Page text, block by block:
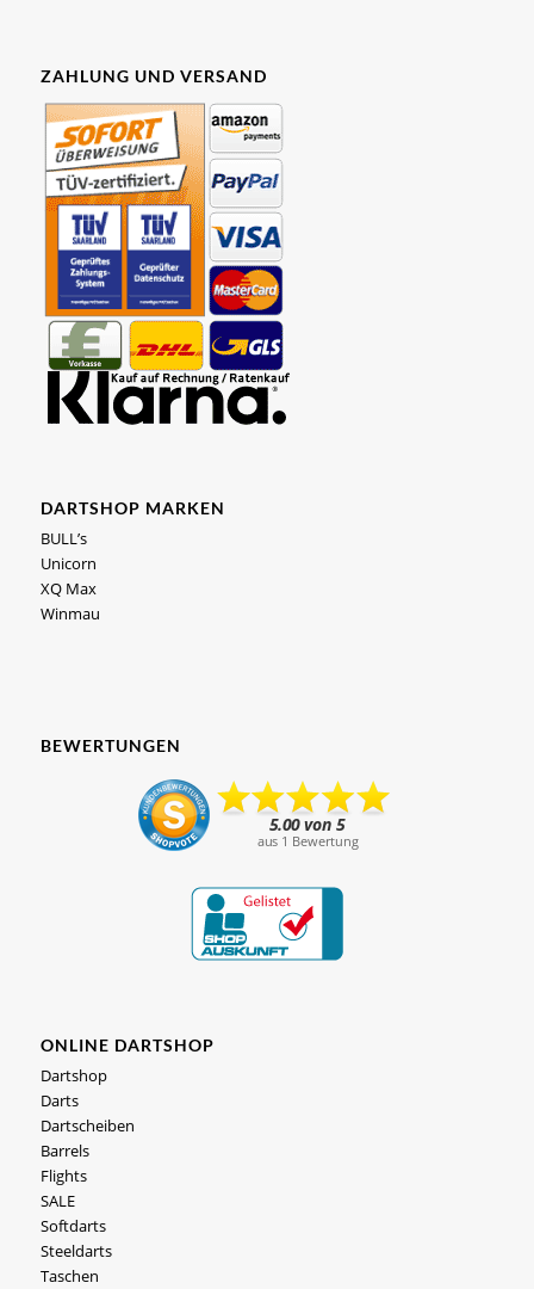
ZAHLUNG UND VERSAND
DARTSHOP MARKEN
BULL’s
Unicorn
XQ Max
Winmau
BEWERTUNGEN
ONLINE DARTSHOP
Dartshop
Darts
Dartscheiben
Barrels
Flights
SALE
Softdarts
Steeldarts
Taschen